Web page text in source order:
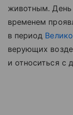
животным. День
временем
в период
верующих
и относиться с